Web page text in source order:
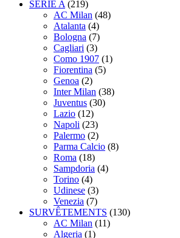
SERIE A (219)
AC Milan (48)
Atalanta (4)
Bologna (7)
Cagliari (3)
Como 1907 (1)
Fiorentina (5)
Genoa (2)
Inter Milan (38)
Juventus (30)
Lazio (12)
Napoli (23)
Palermo (2)
Parma Calcio (8)
Roma (18)
Sampdoria (4)
Torino (4)
Udinese (3)
Venezia (7)
SURVÊTEMENTS (130)
AC Milan (11)
Algeria (1)